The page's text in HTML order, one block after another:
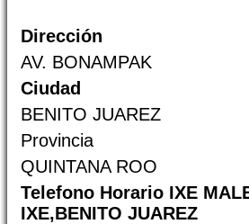
Dirección
AV. BONAMPAK
Ciudad
BENITO JUAREZ
Provincia
QUINTANA ROO
Telefono Horario IXE
IXE,BENITO JUAREZ